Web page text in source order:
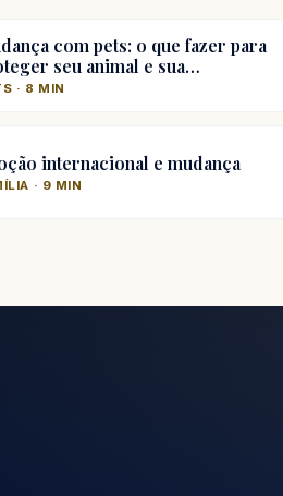
com pets: o que fazer para
seu animal e sua…
· 8 MIN
internacional e mudança
· 9 MIN